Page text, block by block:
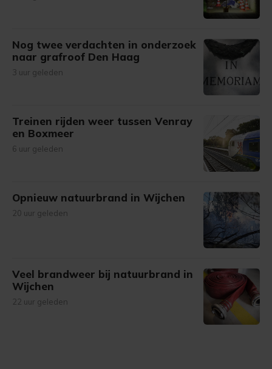
Nog twee verdachten in onderzoek
naar grafroof Den Haag
3 uur geleden
Treinen rijden weer tussen Venray
en Boxmeer
6 uur geleden
Opnieuw natuurbrand in Wijchen
20 uur geleden
Veel brandweer bij natuurbrand in
Wijchen
22 uur geleden